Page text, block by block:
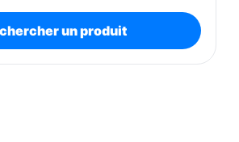
un produit